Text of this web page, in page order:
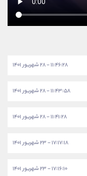
۱۱:۴۶:۲۸ - ۲۸ شهریور ۱۴۰۱
۱۱:۴۳:۵۸ - ۲۸ شهریور ۱۴۰۱
۱۱:۴۱:۲۸ - ۲۸ شهریور ۱۴۰۱
۱۷:۱۷:۱۸ - ۲۳ شهریور ۱۴۰۱
۱۷:۱۶:۱۰ - ۲۳ شهریور ۱۴۰۱